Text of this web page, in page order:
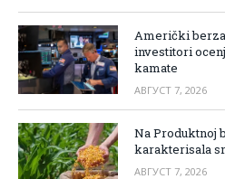
Američki
investitori
kamate
АВГУСТ 7, 2026
Na Produktnoj
karakterisala
АВГУСТ 7, 2026